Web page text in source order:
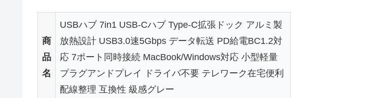
商
品
名
USBハブ 7in1 USB-Cハブ Type-C拡張ドック アルミ製
放熱設計 USB3.0速5Gbps データ転送 PD給電BC1.2対
応 7ポート同時接続 MacBook/Windows対応 小型軽量
プラグアンドプレイ ドライバ不要 テレワーク在宅便利
配線整理 互換性 級感グレー